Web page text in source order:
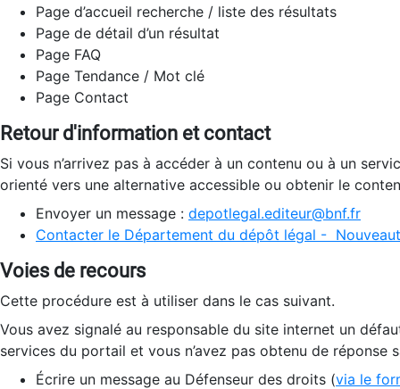
Page d’accueil recherche / liste des résultats
Page de détail d’un résultat
Page FAQ
Page Tendance / Mot clé
Page Contact
Retour d'information et contact
Si vous n’arrivez pas à accéder à un contenu ou à un
orienté vers une alternative accessible ou obtenir le
Envoyer un message : depotlegal.editeur@bnf.fr
Contacter le Département du dépôt légal -
Voies de recours
Cette procédure est à utiliser dans le cas suivant.
Vous avez signalé au responsable du site internet un
services du portail et vous n’avez pas obtenu de réponse
Écrire un message au Défenseur des droits (via le